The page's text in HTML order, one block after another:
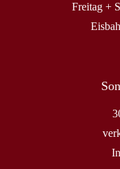
Freitag +